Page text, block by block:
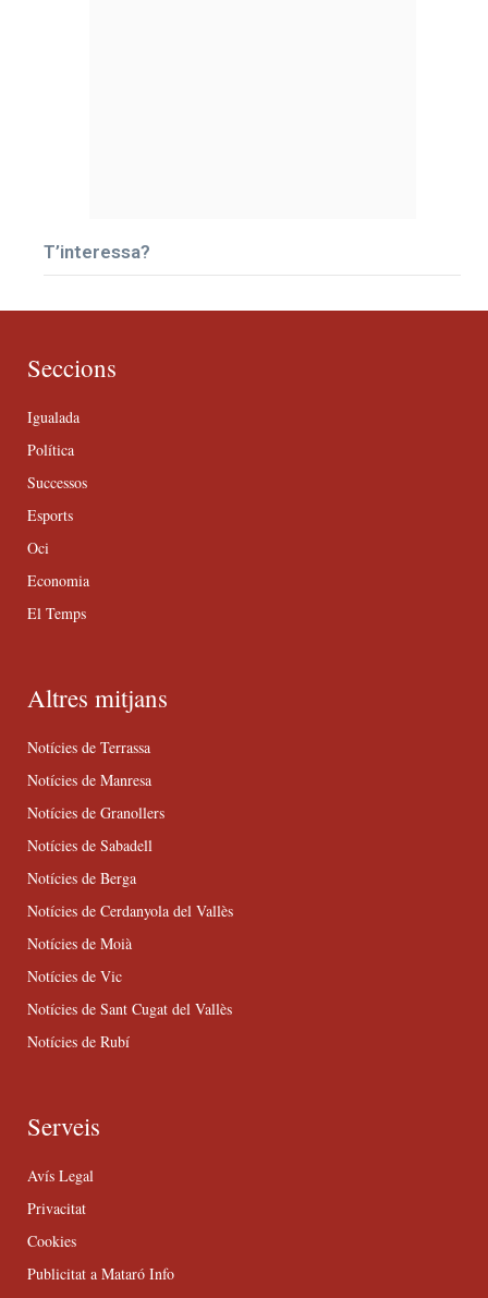
T’interessa?
Seccions
Igualada
Política
Successos
Esports
Oci
Economia
El Temps
Altres mitjans
Notícies de Terrassa
Notícies de Manresa
Notícies de Granollers
Notícies de Sabadell
Notícies de Berga
Notícies de Cerdanyola del Vallès
Notícies de Moià
Notícies de Vic
Notícies de Sant Cugat del Vallès
Notícies de Rubí
Serveis
Avís Legal
Privacitat
Cookies
Publicitat a Mataró Info